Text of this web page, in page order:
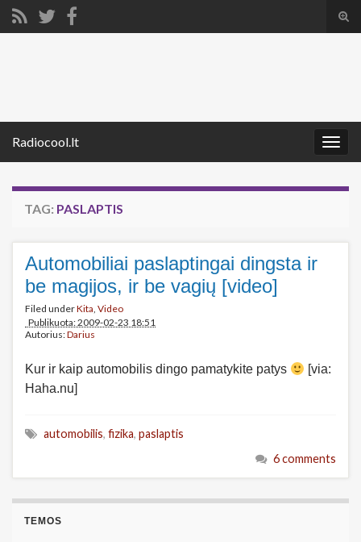
Radiocool.lt
TAG: PASLAPTIS
Automobiliai paslaptingai dingsta ir
be magijos, ir be vagių [video]
Filed underKita, Video
Publikuota: 2009-02-23 18:51
Autorius:Darius
Kur ir kaip automobilis dingo pamatykite patys
[via:
Haha.nu]
automobilis, fizika, paslaptis
6 comments
TEMOS